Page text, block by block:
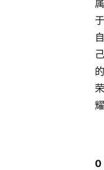
属
于
自
己
的
荣
耀
0